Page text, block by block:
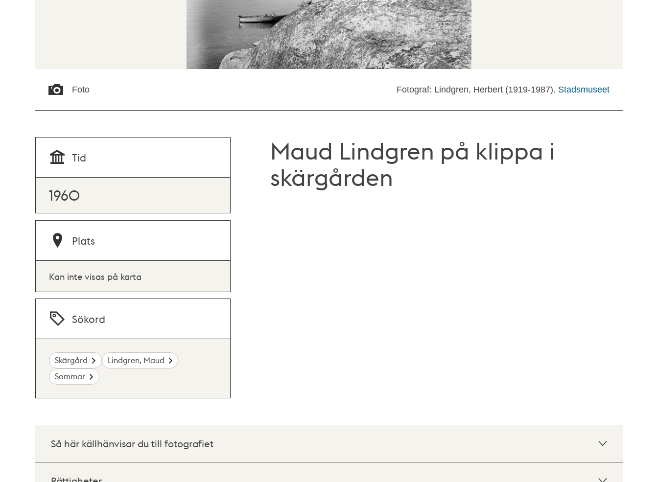
Foto Fotograf: Lindgren, Herbert (1919-1987). Stadsmuseet
Maud Lindgren på klippa i
skärgården
Tid
1960
Plats
Kan inte visas på karta
Sökord
Skärgård
Lindgren, Maud
Sommar
Så här källhänvisar du till fotografiet